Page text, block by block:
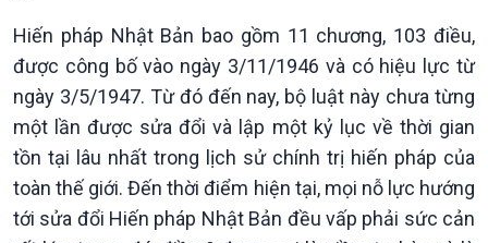
Hiến pháp Nhật Bản bao gồm 11 chương, 103 điều,
được công bố vào ngày 3/11/1946 và có hiệu lực từ
ngày 3/5/1947. Từ đó đến nay, bộ luật này chưa từng
một lần được sửa đổi và lập một kỷ lục về thời gian
tồn tại lâu nhất trong lịch sử chính trị hiến pháp của
toàn thế giới. Đến thời điểm hiện tại, mọi nỗ lực hướng
tới sửa đổi Hiến pháp Nhật Bản đều vấp phải sức cản